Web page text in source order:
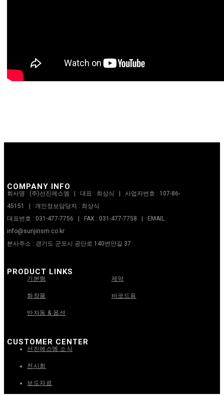
COMPANY INFO
회사명 : (주)선진에스엠 | 대표 : 최상식 | 사업자번호 : 107-86-
45151 | 개인정보담당자 : 최상식
대표번호 : 031-477-7756 | FAX : 031-477-7758 | EMAIL :
info@sunjinsm.co.kr
본사주소 : 경기도 군포시 공단로 140번안길 37
PRODUCT LINKS
기본형 제약
화장품 바코드용
반자동 & 옵션
CUSTOMER CENTER
선진에스엠 소식
전시회
보도자료